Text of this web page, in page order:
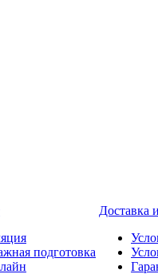
подготовка
Доставка